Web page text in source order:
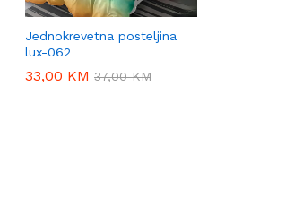
Jednokrevetna posteljina
lux-062
33,00 KM 37,00KM
33,00 KM 37,00KM